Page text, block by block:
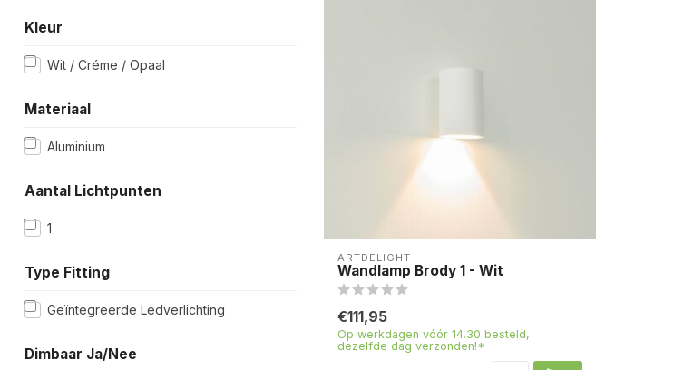
Kleur
Wit / Créme / Opaal
Materiaal
Aluminium
Aantal Lichtpunten
1
Type Fitting
Geïntegreerde Ledverlichting
Dimbaar Ja/Nee
ARTDELIGHT
Wandlamp Brody 1 - Wit
€111,95
Op werkdagen vóór 14.30 besteld,
dezelfde dag verzonden!*